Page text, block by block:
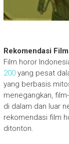
Rekomendasi
Film horor
200yang pesat
yang berbasis
menegangkan,
di dalam dan luar
rekomendasi film
ditonton.